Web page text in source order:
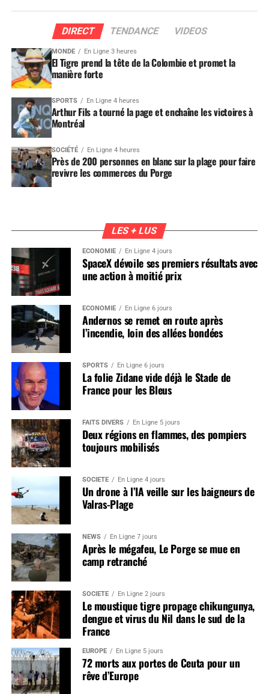
DIRECT TENDANCE VIDEOS
MONDE En Ligne 3 heures
El Tigre prend la tête de la Colombie et promet la
manière forte
SPORTS En Ligne 4 heures
Arthur Fils a tourné la page et enchaîne les victoires à
Montréal
SOCIÉTÉ En Ligne 4 heures
Près de 200 personnes en blanc sur la plage pour faire
revivre les commerces du Porge
LES + LUS
ÉCONOMIE En Ligne 4 jours
SpaceX dévoile ses premiers résultats avec
une action à moitié prix
ÉCONOMIE En Ligne 6 jours
Andernos se remet en route après
l’incendie, loin des allées bondées
SPORTS En Ligne 6 jours
La folie Zidane vide déjà le Stade de
France pour les Bleus
FAITS DIVERS En Ligne 5 jours
Deux régions en flammes, des pompiers
toujours mobilisés
SOCIÉTÉ En Ligne 4 jours
Un drone à l’IA veille sur les baigneurs de
Valras-Plage
NEWS En Ligne 7 jours
Après le mégafeu, Le Porge se mue en
camp retranché
SOCIÉTÉ En Ligne 2 jours
Le moustique tigre propage chikungunya,
dengue et virus du Nil dans le sud de la
France
EUROPE En Ligne 5 jours
72 morts aux portes de Ceuta pour un
rêve d’Europe